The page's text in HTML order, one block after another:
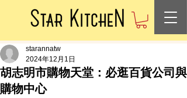
胡志明市購物天堂：必逛百貨公司與
購物中心
starannatw
2024年12月1日